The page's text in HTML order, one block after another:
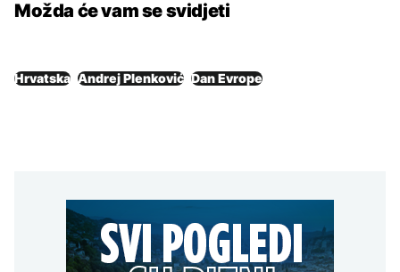
Možda će vam se svidjeti
Hrvatska Andrej Plenković Dan Evrope